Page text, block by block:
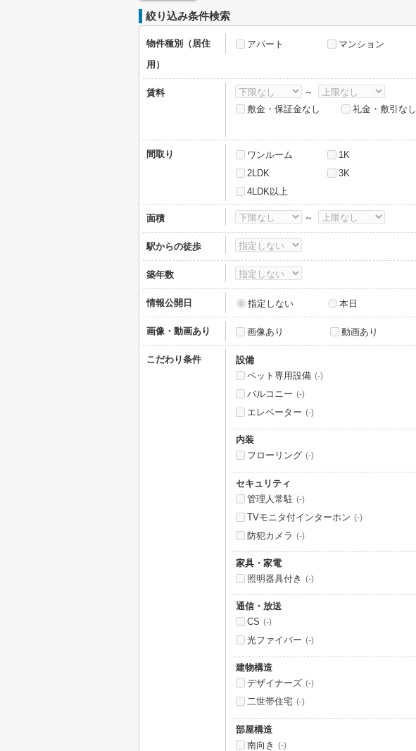
絞り込み条件検索
物件種別（居住
用）
アパート マンション
賃料
～
敷金・保証金なし
礼金・敷引なし
間取り ワンルーム 1K
2LDK
3K
4LDK以上
面積 ～
駅からの徒歩
築年数
情報公開日 指定しない 本日
画像・動画あり 画像あり 動画あり
こだわり条件
設備
ペット専用設備 (-)
バルコニー (-)
エレベーター (-)
内装
フローリング (-)
セキュリティ
管理人常駐 (-)
TVモニタ付インターホン (-)
防犯カメラ (-)
家具・家電
照明器具付き
(-)
通信・放送
CS (-)
光ファイバー (-)
建物構造
デザイナーズ (-)
二世帯住宅 (-)
部屋構造
南向き
(-)